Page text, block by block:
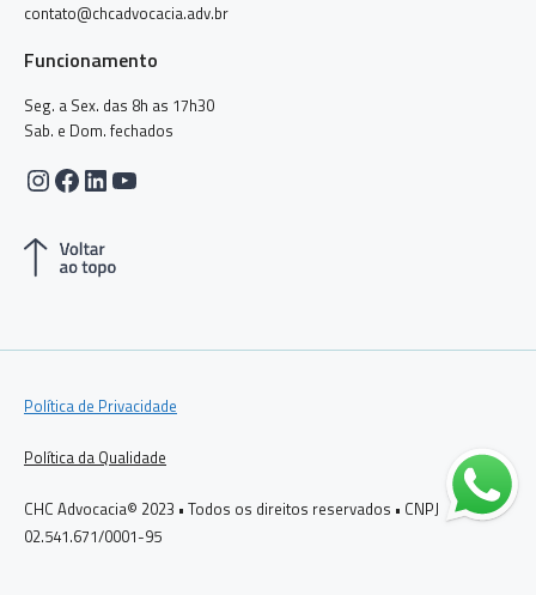
contato@chcadvocacia.adv.br
Funcionamento
Seg. a Sex. das 8h as 17h30
Sab. e Dom. fechados
Instagram
Facebook
LinkedIn
Youtube
Política de Privacidade
Política da Qualidade
CHC Advocacia© 2023 • Todos os direitos reservados • CNPJ
02.541.671/0001-95